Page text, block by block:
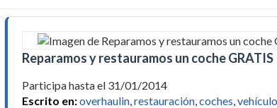
Reparamos y restauramos un coche GRATIS
Participa hasta el 31/01/2014
Escrito en:overhaulin,restauración,coches,